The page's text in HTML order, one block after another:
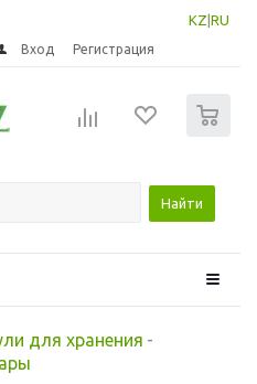
KZ RU
Вход Регистрация
Найти
для хранения -